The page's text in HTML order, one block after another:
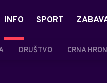
INFO
DRUŠTVO CRNA
SPORT